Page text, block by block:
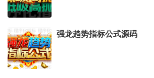
强龙趋势指标公式源码